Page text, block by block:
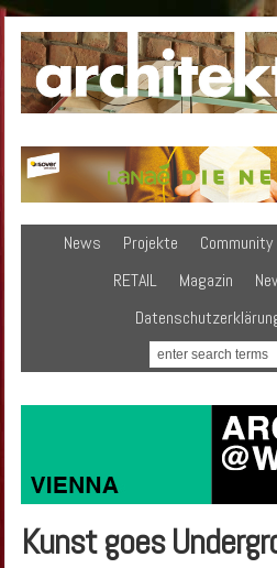
News Projekte
RETAIL
Magazin
Kunst goes